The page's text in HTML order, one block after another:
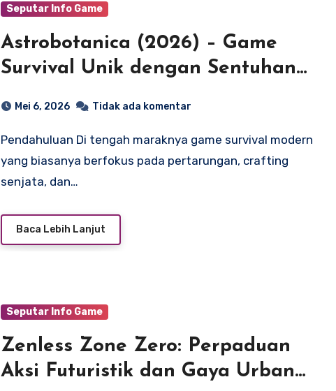
Seputar Info Game
Astrobotanica (2026) – Game
Survival Unik dengan Sentuhan
Mei 6, 2026 Tidak ada komentar
Pendahuluan Di tengah maraknya game survival modern
yang biasanya berfokus pada pertarungan, crafting
senjata, dan…
Baca Lebih Lanjut
Seputar Info Game
Zenless Zone Zero: Perpaduan
Aksi Futuristik dan Gaya Urban